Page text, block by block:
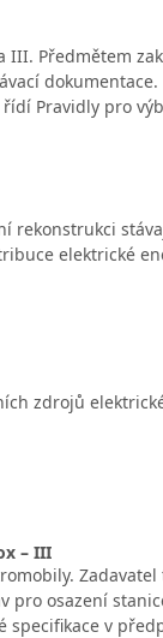
III. Předmětem
Pravidly pro
rekonstrukci
elektrické
zdrojů
– III
Zadavatel
osazení
v